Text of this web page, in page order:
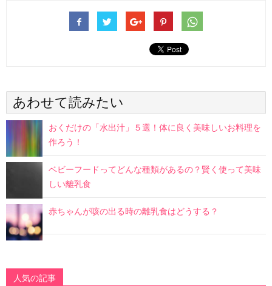
あわせて読みたい
おくだけの「水出汁」５選！体に良く美味しいお料理を
作ろう！
ベビーフードってどんな種類があるの？賢く使って美味
しい離乳食
赤ちゃんが咳の出る時の離乳食はどうする？
人気の記事